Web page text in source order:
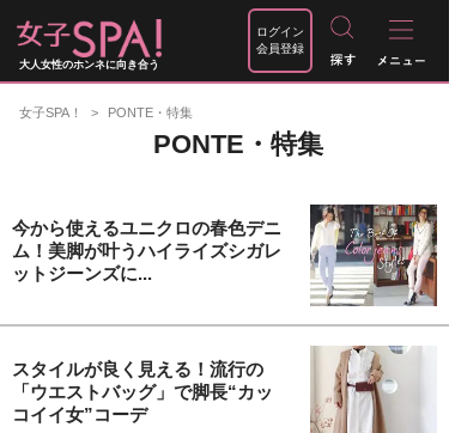
大人女性のホンネに向き合う
ログイン
会員登録
女子SPA！ PONTE・特集
PONTE・特集
今から使えるユニクロの春色デニ
ム！美脚が叶うハイライズシガレ
ットジーンズに...
スタイルが良く見える！流行の
「ウエストバッグ」で脚長“カッ
コイイ女”コーデ